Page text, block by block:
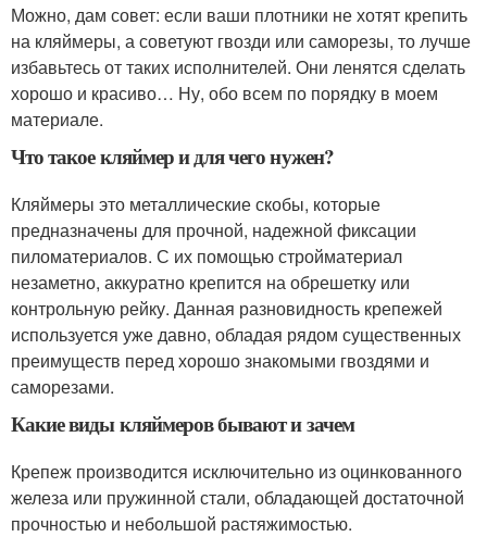
Можно, дам совет: если ваши плотники не хотят крепить
на кляймеры, а советуют гвозди или саморезы, то лучше
избавьтесь от таких исполнителей. Они ленятся сделать
хорошо и красиво… Ну, обо всем по порядку в моем
материале.
Что такое кляймер и для чего нужен?
Кляймеры это металлические скобы, которые
предназначены для прочной, надежной фиксации
пиломатериалов. С их помощью стройматериал
незаметно, аккуратно крепится на обрешетку или
контрольную рейку. Данная разновидность крепежей
используется уже давно, обладая рядом существенных
преимуществ перед хорошо знакомыми гвоздями и
саморезами.
Какие виды кляймеров бывают и зачем
Крепеж производится исключительно из оцинкованного
железа или пружинной стали, обладающей достаточной
прочностью и небольшой растяжимостью.